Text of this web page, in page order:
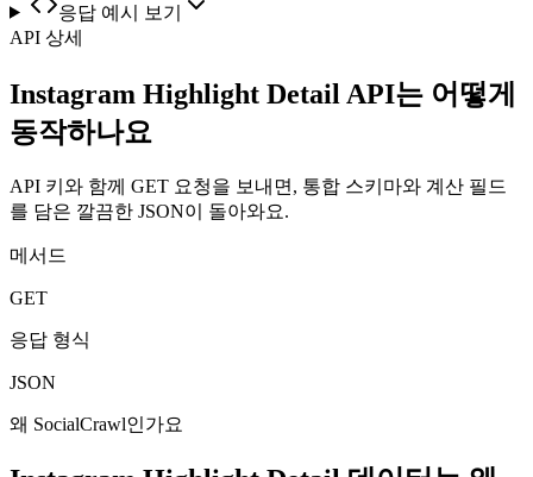
응답 예시 보기
API 상세
Instagram Highlight Detail API는 어떻게
동작하나요
API 키와 함께 GET 요청을 보내면, 통합 스키마와 계산 필드
를 담은 깔끔한 JSON이 돌아와요.
메서드
GET
응답 형식
JSON
왜 SocialCrawl인가요